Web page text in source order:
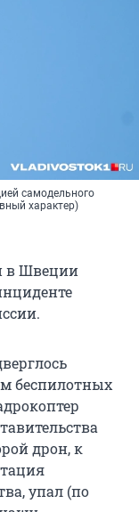
самодельного
характер)
в Швеции
беспилотных
дрон, к
упал (по